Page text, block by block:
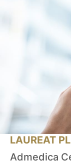
LAUREAT
Admedica